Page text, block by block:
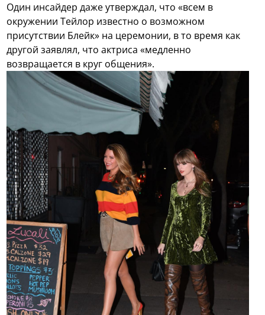
Один инсайдер даже утверждал, что «всем в
окружении Тейлор известно о возможном
присутствии Блейк» на церемонии, в то время как
другой заявлял, что актриса «медленно
возвращается в круг общения».